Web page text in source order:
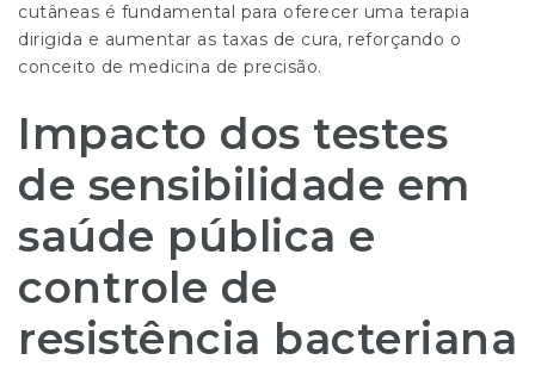
cutâneas é fundamental para oferecer uma terapia
dirigida e aumentar as taxas de cura, reforçando o
conceito de medicina de precisão.
Impacto dos testes
de sensibilidade em
saúde pública e
controle de
resistência bacteriana